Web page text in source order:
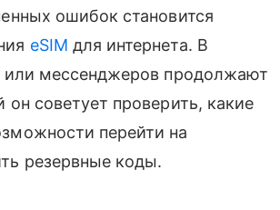
ошибок становится
eSIM для интернета. В
или мессенджеров продолжают
советует проверить, какие
перейти на
резервные коды.